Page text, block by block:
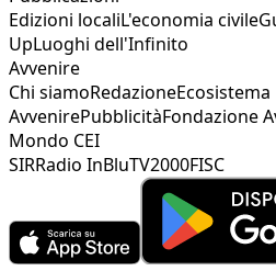
Edizioni localiL'economia civile
UpLuoghi dell'Infinito
Avvenire
Chi siamoRedazioneEcosistema
AvvenirePubblicitàFondazione
Mondo CEI
SIRRadio InBluTV2000FISC